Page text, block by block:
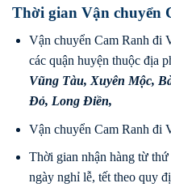
Thời gian Vận chuyển
Vận chuyển Cam Ranh đi
các quận huyện thuộc địa
Vũng Tàu, Xuyên Mộc,
Đỏ, Long Điền,
Vận chuyển Cam Ranh đi
Thời gian nhận hàng từ
ngày nghỉ lễ, tết theo quy